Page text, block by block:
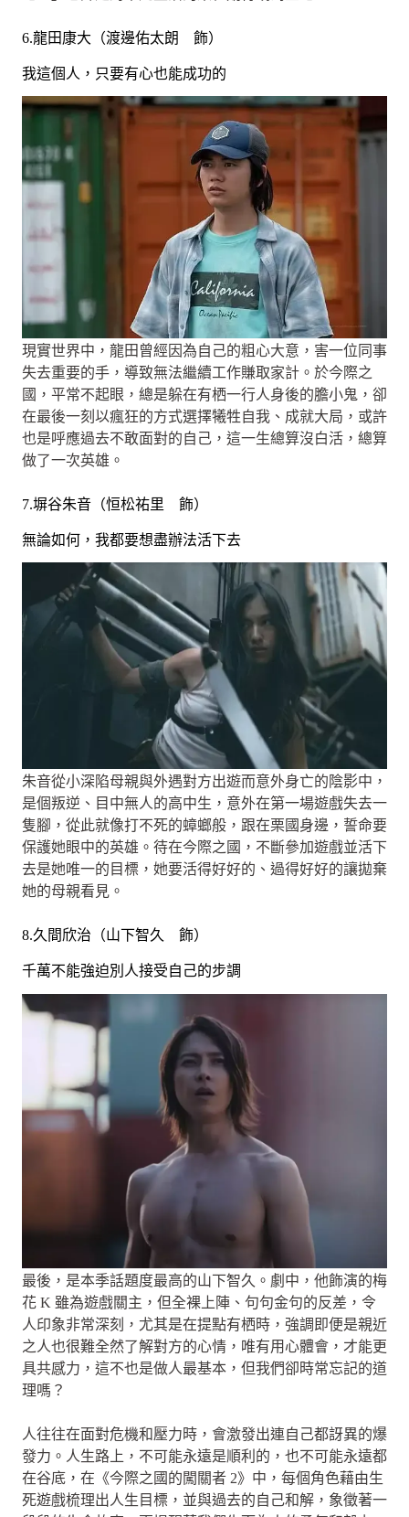
6.龍田康大（渡邊佑太朗 飾）
我這個人，只要有心也能成功的
現實世界中，龍田曾經因為自己的粗心大意，害一位同事
失去重要的手，導致無法繼續工作賺取家計。於今際之
國，平常不起眼，總是躲在有栖一行人身後的膽小鬼，卻
在最後一刻以瘋狂的方式選擇犧牲自我、成就大局，或許
也是呼應過去不敢面對的自己，這一生總算沒白活，總算
做了一次英雄。
7.塀谷朱音（恒松祐里 飾）
無論如何，我都要想盡辦法活下去
朱音從小深陷母親與外遇對方出遊而意外身亡的陰影中，
是個叛逆、目中無人的高中生，意外在第一場遊戲失去一
隻腳，從此就像打不死的蟑螂般，跟在栗國身邊，誓命要
保護她眼中的英雄。待在今際之國，不斷參加遊戲並活下
去是她唯一的目標，她要活得好好的、過得好好的讓拋棄
她的母親看見。
8.久間欣治（山下智久 飾）
千萬不能強迫別人接受自己的步調
最後，是本季話題度最高的山下智久。劇中，他飾演的梅
花 K 雖為遊戲關主，但全裸上陣、句句金句的反差，令
人印象非常深刻，尤其是在提點有栖時，強調即便是親近
之人也很難全然了解對方的心情，唯有用心體會，才能更
具共感力，這不也是做人最基本，但我們卻時常忘記的道
理嗎？
人往往在面對危機和壓力時，會激發出連自己都訝異的爆
發力。人生路上，不可能永遠是順利的，也不可能永遠都
在谷底，在《今際之國的闖關者 2》中，每個角色藉由生
死遊戲梳理出人生目標，並與過去的自己和解，象徵著一